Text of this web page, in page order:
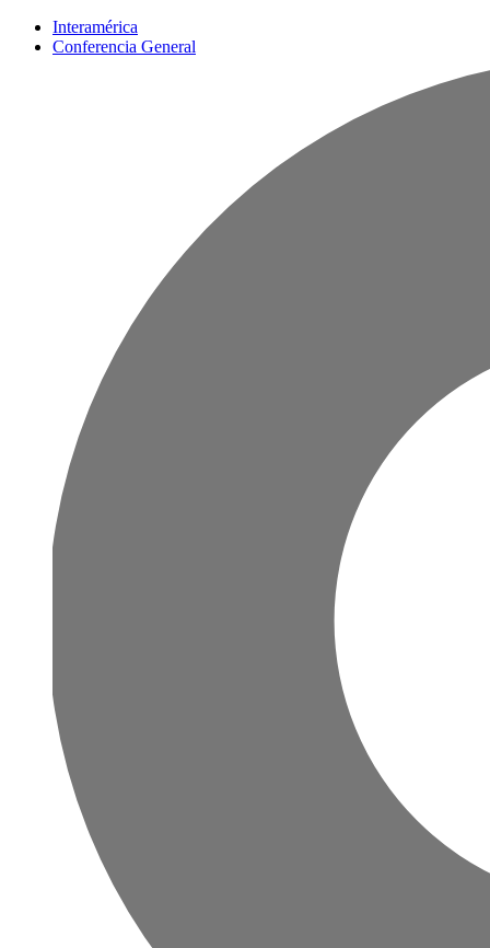
Interamérica
Conferencia General